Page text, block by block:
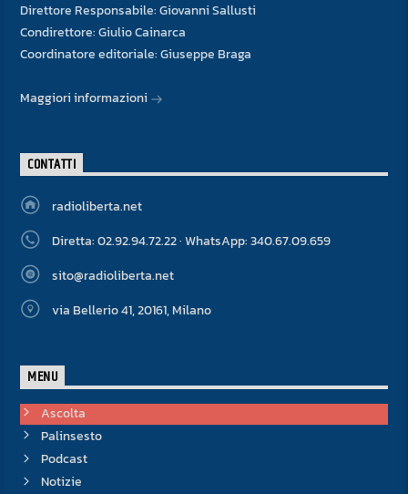
Direttore Responsabile: Giovanni Sallusti
Condirettore: Giulio Cainarca
Coordinatore editoriale: Giuseppe Braga
Maggiori informazioni
CONTATTI
radioliberta.net
Diretta: 02.92.94.72.22 · WhatsApp: 340.67.09.659
sito@radioliberta.net
via Bellerio 41, 20161, Milano
MENU
Ascolta
Palinsesto
Podcast
Notizie